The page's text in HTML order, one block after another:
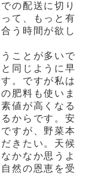
の配送に切り
て、もっと有
う時間が欲し
ことが多いで
同じように早
。ですが私は
肥料も使いま
値が高くなる
からです。安
すが、野菜本
きたい。天候
かなか思うよ
然の恩恵を受